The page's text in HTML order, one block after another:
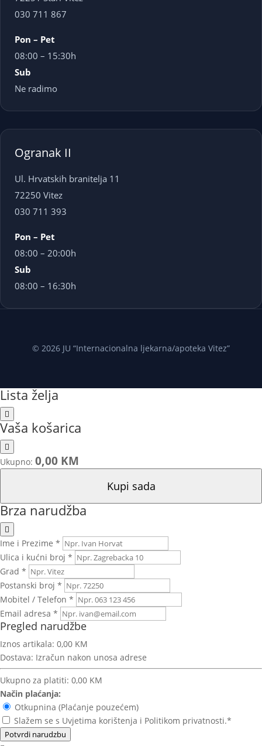
030 711 867
Pon – Pet
08:00 – 15:30h
Sub
Ne radimo
Ogranak II
Ul. Hrvatskih branitelja 11
72250 Vitez
030 711 393
Pon – Pet
08:00 – 20:00h
Sub
08:00 – 16:30h
© 2026 JU “Internacionalna ljekarna/apoteka Vitez”
Lista želja
Vaša košarica
Ukupno: 0,00 KM
Kupi sada
Brza narudžba
Ime i Prezime *
Ulica i kućni broj *
Grad *
Postanski broj *
Mobitel / Telefon *
Email adresa *
Pregled narudžbe
Iznos artikala: 0,00 KM
Dostava: Izračun nakon unosa adrese
Ukupno za platiti: 0,00 KM
Način plaćanja:
Otkupnina (Plaćanje pouzećem)
Slažem se s Uvjetima korištenja i Politikom privatnosti.*
Potvrdi narudzbu